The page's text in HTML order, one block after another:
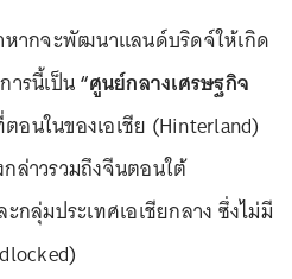
หากจะพัฒนาแลนด์บริดจ์ให้เกิด
ารนี้เป็น“ศูนย์กลางเศรษฐกิจ
อนในของเอเชีย (Hinterland)
ล่าวรวมถึงจีนตอนใต้
กลุ่มประเทศเอเชียกลาง ซึ่งไม่มี